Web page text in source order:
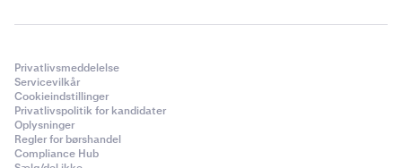
Privatlivsmeddelelse
Servicevilkår
Cookieindstillinger
Privatlivspolitik for kandidater
Oplysninger
Regler for børshandel
Compliance Hub